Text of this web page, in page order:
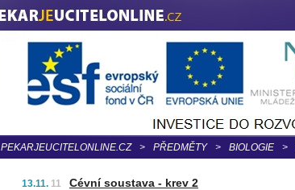
PEKARJEUCITELONLINE.CZ > PŘEDMĚTY > BIOLOGIE >
13.11. 11 Cévní soustava - krev 2